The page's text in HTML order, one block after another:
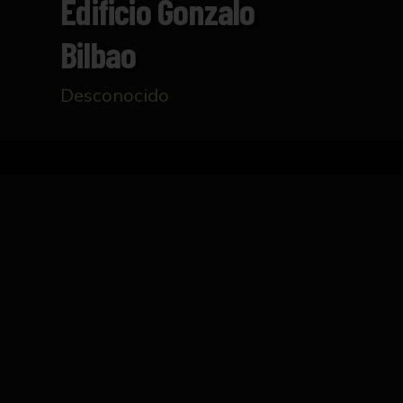
Edificio Gonzalo
Bilbao
Desconocido